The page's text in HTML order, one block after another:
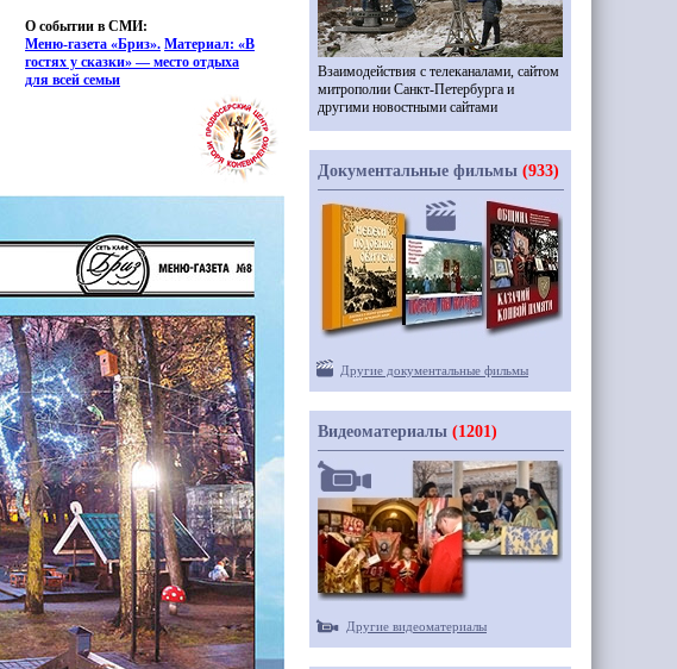
О событии в СМИ:
Меню-газета «Бриз». Материал: «В
гостях у сказки» — место отдыха
для всей семьи
Взаимодействия с телеканалами, сайтом
митрополии Санкт-Петербурга и
другими новостными сайтами
Документальные фильмы (933)
Другие документальные фильмы
Видеоматериалы (1201)
Другие видеоматериалы